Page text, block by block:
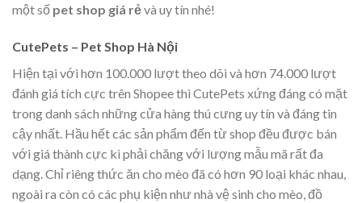
một số pet shop giá rẻvà uy tín nhé!
CutePets – Pet Shop Hà Nội
Hiện tại với hơn 100.000 lượt theo dõi và hơn 74.000 lượt
đánh giá tích cực trên Shopee thìCutePets xứng đáng có mặt
trong danh sách những cửa hàng thú cưng uy tín và đáng tin
cậy nhất. Hầu hết các sản phẩm đến từ shop đều được bán
với giá thành cực kì phải chăng với lượng mẫu mã rất đa
dạng. Chỉ riêng thức ăn cho mèo đã có hơn 90 loại khác nhau,
ngoài ra còn có các phụ kiện như nhà vệ sinh cho mèo, đồ